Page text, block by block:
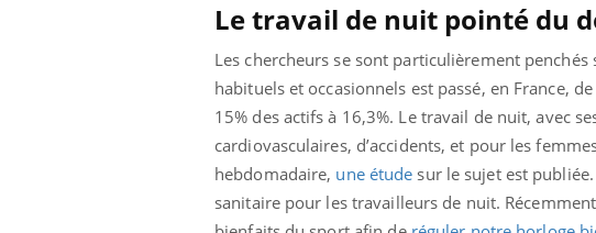
Le travail de nuit pointé du
Les chercheurs se sont particulièrement
habituels et occasionnels est passé, en France,
15% des actifs à 16,3%. Le travail de nuit, avec
cardiovasculaires, d’accidents, et pour les
hebdomadaire, une étude sur le sujet est
sanitaire pour les travailleurs de nuit.
Carence en fer : comprendre pour
Youtube
Fatigue, irritabilité, brouillard mental ou
même alopécie… Les symptômes de la
carence en fer sont multiples ce qui la rend
Youtube
Insuline &
osait en
En 2026,
reste entourée
patients comme